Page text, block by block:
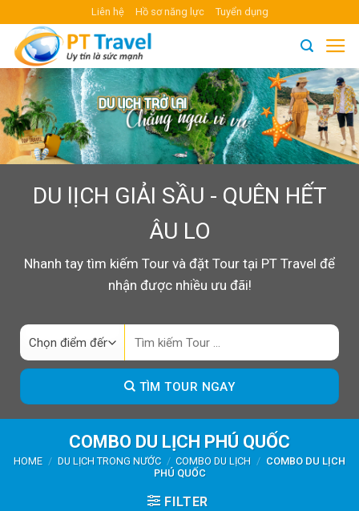
content
Liên hệ Hồ sơ năng lực Tuyển dụng
DU lỊCH GIẢI SẦU - QUÊN HẾT
ÂU LO
Nhanh tay tìm kiếm Tour và đặt Tour tại PT Travel để
nhận được nhiều ưu đãi!
TÌM TOUR NGAY
COMBO DU LỊCH PHÚ QUỐC
HOME / DU LỊCH TRONG NƯỚC / COMBO DU LỊCH / COMBO DU LỊCH
PHÚ QUỐC
FILTER